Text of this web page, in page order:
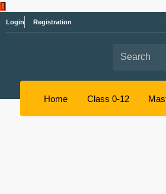
Login Registration
Home Class 0-12